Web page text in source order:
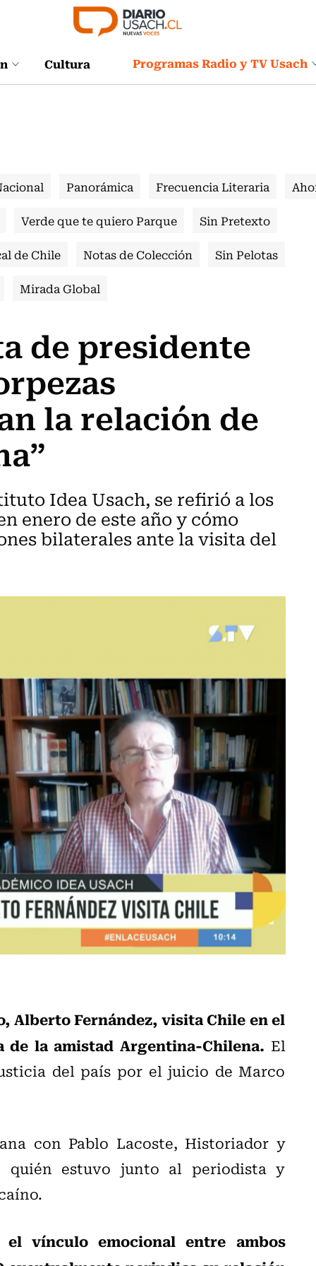
Cultura Programas Radio y TV Usach
Panorámica Frecuencia Literaria
Verde que te quiero Parque
Sin Pretexto
de Chile
Notas de Colección
Sin Pelotas
Mirada Global
de presidente
la relación de
Idea Usach, se refirió a los
enero de este año y cómo
bilaterales ante la visita del
Alberto Fernández, visita Chile en el
la amistad Argentina-Chilena. El
del país por el juicio de Marco
con Pablo Lacoste, Historiador y
quién estuvo junto al periodista y
el vínculo emocional entre ambos